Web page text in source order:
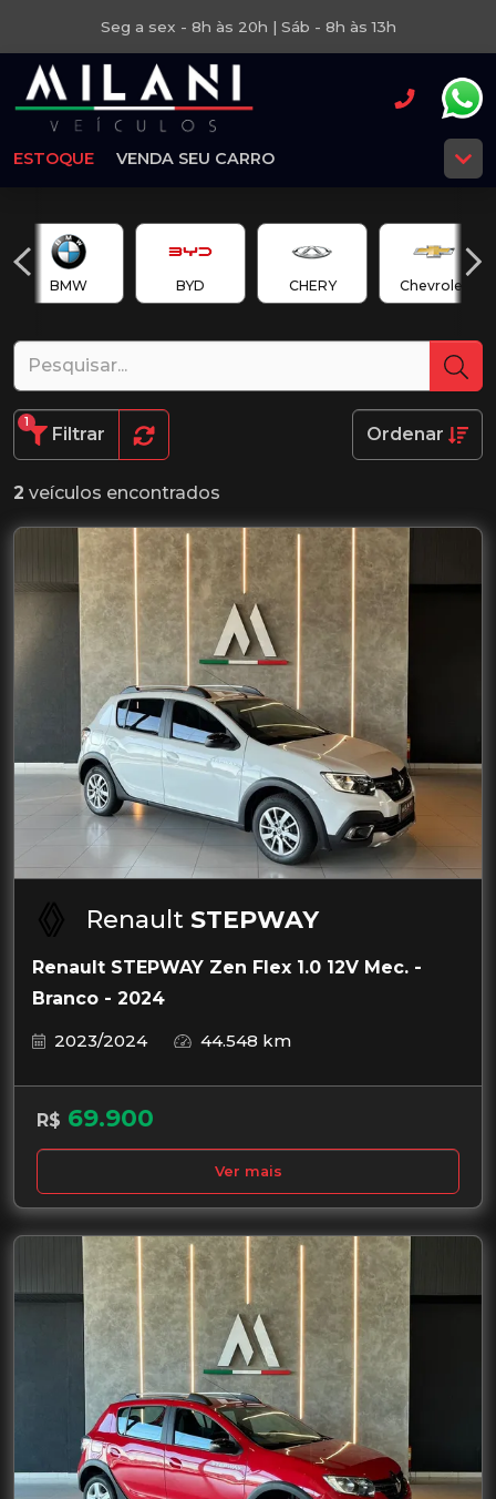
Seg a sex - 8h às 20h | Sáb - 8h às 13h
ESTOQUE VENDA SEU CARRO
BMW BYD CHERY Chevrolet
Filtrar
1
Ordenar
2 veículos encontrados
Renault STEPWAY
Renault STEPWAY Zen Flex 1.0 12V Mec. -
Branco - 2024
2023/2024
44.548 km
R$ 69.900
Ver mais